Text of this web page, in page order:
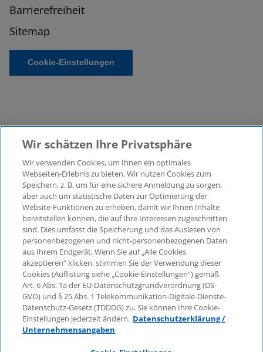
Barrierefreiheit
Sitemap
Cookie-Einstellungen
©2026 KPMG Law Rechtsanwaltsgesellschaft mbH,
assoziiert mit der KPMG AG
Wirtschaftsprüfungsgesellschaft, einer
Aktiengesellschaft nach deutschem Recht und ein
Mitglied der globalen KPMG-Organisation
unabhängiger Mitgliedsfirmen, die KPMG International
Limited, einer Private English Company Limited by
Guarantee, angeschlossen sind. Alle Rechte
vorbehalten. Für weitere Einzelheiten über die Struktur
der globalen Organisation von KPMG besuchen Sie
bittehttps://home.kpmg/governance.
KPMG International erbringt keine Dienstleistungen für
Kunden. Keine Mitgliedsfirma ist befugt, KPMG
Wir schätzen Ihre Privatsphäre
Wir verwenden Cookies, um Ihnen ein optimales
Webseiten-Erlebnis zu bieten. Wir nutzen Cookies zum
Speichern, z. B. um für eine sichere Anmeldung zu sorgen,
aber auch um statistische Daten zur Optimierung der
Website-Funktionen zu erheben, damit wir Ihnen Inhalte
bereitstellen können, die auf Ihre Interessen zugeschnitten
sind. Dies umfasst die Speicherung und das Auslesen von
personenbezogenen und nicht-personenbezogenen Daten
aus Ihrem Endgerät. Wenn Sie auf „Alle Cookies
akzeptieren“ klicken, stimmen Sie der Verwendung dieser
Cookies (Auflistung siehe „Cookie-Einstellungen“) gemäß
Art. 6 Abs. 1a der EU-Datenschutzgrundverordnung (DS-
GVO) und § 25 Abs. 1 Telekommunikation-Digitale-Dienste-
Datenschutz-Gesetz (TDDDG) zu. Sie können Ihre Cookie-
Einstellungen jederzeit ändern. Datenschutzerklärung /
Unternehmensangaben